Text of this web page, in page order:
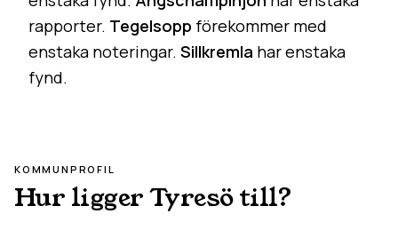
rapporter. Tegelsopp förekommer med
enstaka noteringar. Sillkremla har enstaka
fynd.
KOMMUNPROFIL
Hur liggerTyresötill?